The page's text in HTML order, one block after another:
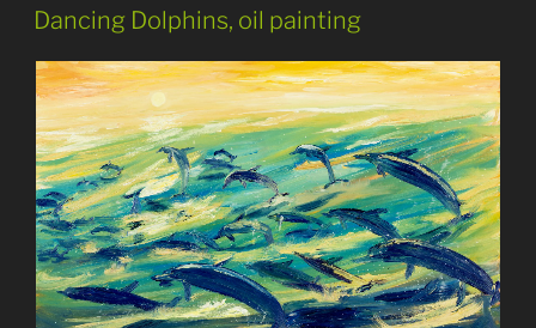
ON
Dancing Dolphins, oil painting